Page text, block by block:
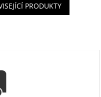
PRODUKTY